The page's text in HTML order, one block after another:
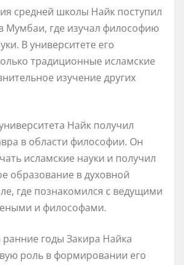
средней школы Найк поступил
Мумбаи, где изучал философию
В университете его
традиционные исламские
изучение других
Найк получил
в области философии. Он
исламские науки и получил
образование в духовной
где познакомился с ведущими
и философами.
годы Закира Найка
роль в формировании его